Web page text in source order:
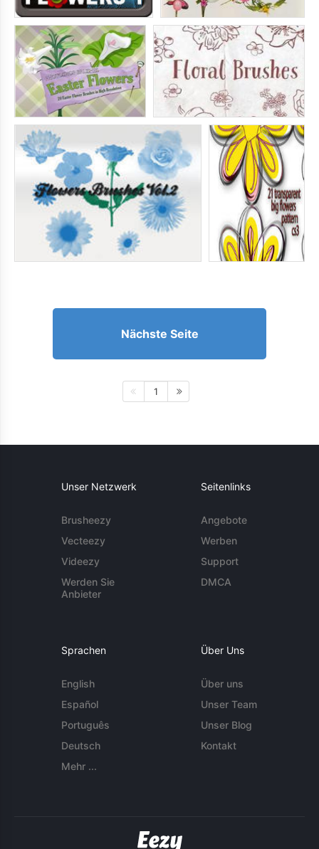
Nächste Seite
1
Unser Netzwerk
Brusheezy
Vecteezy
Videezy
Werden Sie
Anbieter
Seitenlinks
Angebote
Werben
Support
DMCA
Sprachen
English
Español
Português
Deutsch
Mehr ...
Über Uns
Über uns
Unser Team
Unser Blog
Kontakt